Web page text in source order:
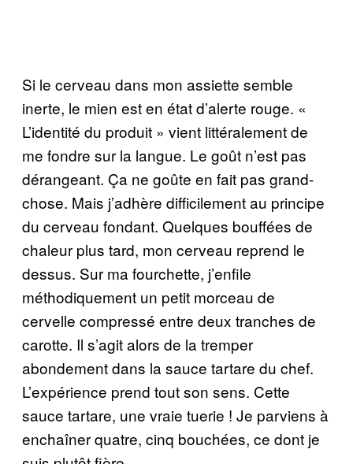
Si le cerveau dans mon assiette semble
inerte, le mien est en état d’alerte rouge. «
L’identité du produit » vient littéralement de
me fondre sur la langue. Le goût n’est pas
dérangeant. Ça ne goûte en fait pas grand-
chose. Mais j’adhère difficilement au principe
du cerveau fondant. Quelques bouffées de
chaleur plus tard, mon cerveau reprend le
dessus. Sur ma fourchette, j’enfile
méthodiquement un petit morceau de
cervelle compressé entre deux tranches de
carotte. Il s’agit alors de la tremper
abondement dans la sauce tartare du chef.
L’expérience prend tout son sens. Cette
sauce tartare, une vraie tuerie ! Je parviens à
enchaîner quatre, cinq bouchées, ce dont je